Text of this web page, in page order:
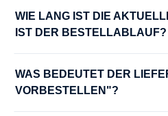
2024
75 Nm
MOTOR-SPANNUNG :
WIE LANG IST DIE
IST DER BESTELLABLAUF?
WAS BEDEUTET DER
VORBESTELLEN"?